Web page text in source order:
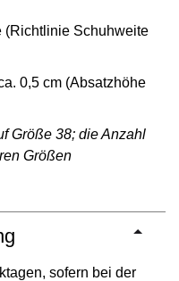
(Richtlinie Schuhweite
0,5 cm (Absatzhöhe
Größe 38; die Anzahl
Größen
sofern bei der